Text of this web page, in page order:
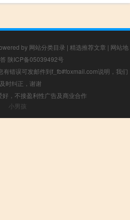
by 网站分类目录 | 精选推荐文章 | 网站地
陕ICP备05039492号
有错误可发邮件到f_fb#foxmail.com说明，我们
时纠正，谢谢
，不接盈利性广告及商业合作
小男孩